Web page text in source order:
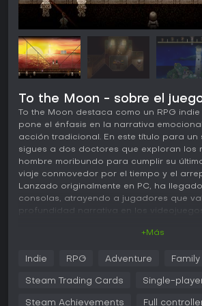
To the Moon - sobre el
To the Moon destaca como un RPG
pone el énfasis en la narrativa
acción tradicional. En este título para un
sigues a dos doctores que exploran los
hombre moribundo para cumplir su
viaje conmovedor por el tiempo y el
Lanzado originalmente en PC, ha
consolas, atrayendo a jugadores que
profundidad narrativa en los videojuegos.
recuerdos en orden cronológico inverso.
Rosalene y la Dra. Watts mientras
actúan como llaves para desbloquear
+Más
Indie RPG Adventure
Steam Trading Cards Single-
Steam Achievements Full